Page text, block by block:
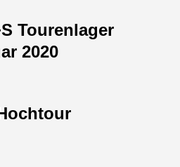
Tourenlager
2020